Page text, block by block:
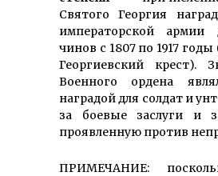
Святого Георгия
императорской
чинов с 1807 по 1917 годы
Георгиевский крест).
Военного ордена
наградой для солдат и
за боевые заслуги и
проявленную против
ПРИМЕЧАНИЕ: